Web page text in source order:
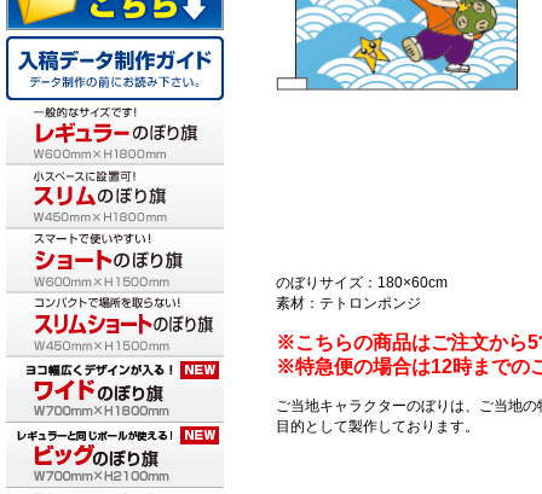
のぼりサイズ：180×60cm
素材：テトロンポンジ
※こちらの商品はご注文から
※特急便の場合は12時までの
ご当地キャラクターのぼりは、ご当地
目的として製作しております。